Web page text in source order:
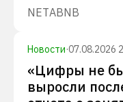
NETABNB
Новости·07.08.2026
«Цифры не
выросли